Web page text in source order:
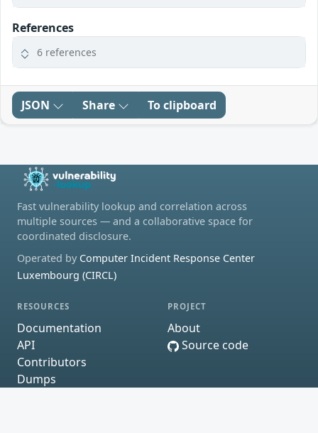
References
6 references
JSON Share To clipboard
Fast vulnerability lookup and correlation across
multiple sources — and a collaborative space for
coordinated disclosure.
Operated by Computer Incident Response Center
Luxembourg (CIRCL)
RESOURCES
Documentation
API
Contributors
Dumps
PROJECT
About
Source code